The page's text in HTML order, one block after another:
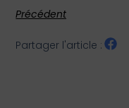
Précédent
Partager l'article :